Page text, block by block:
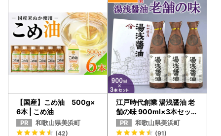
【国産】こめ油 500g×
6本 | こめ油
和歌山県美浜町
(42)
江戸時代創業 湯浅醤油 老
舗の味 900ml×3本セット
（ギフト包装・紙袋付き）
| 醤油
和歌山県美浜町
(91)